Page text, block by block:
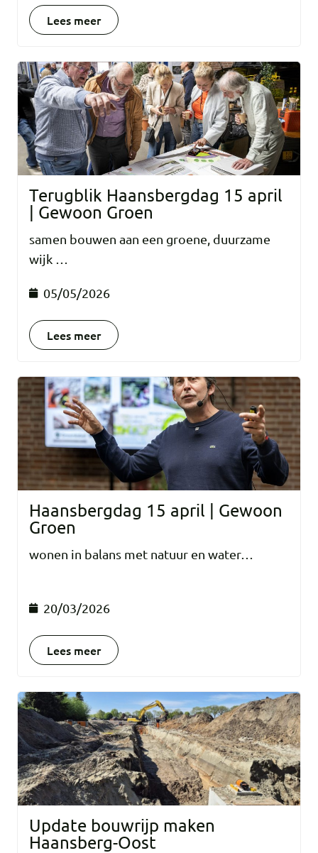
Lees meer
Terugblik Haansbergdag 15 april
| Gewoon Groen
samen bouwen aan een groene, duurzame
wijk …
05/05/2026
Lees meer
Haansbergdag 15 april | Gewoon
Groen
wonen in balans met natuur en water…
20/03/2026
Lees meer
Update bouwrijp maken
Haansberg-Oost